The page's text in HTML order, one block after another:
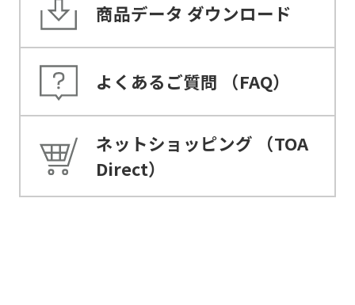
商品データ ダウンロード
よくあるご質問 （FAQ）
ネットショッピング （TOA
Direct）